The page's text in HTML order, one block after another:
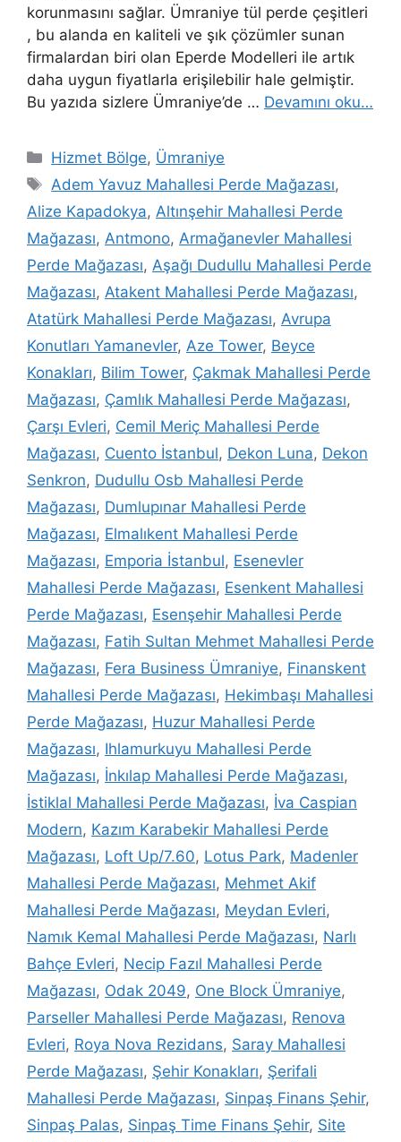
korunmasını sağlar. Ümraniye tül perde çeşitleri
, bu alanda en kaliteli ve şık çözümler sunan
firmalardan biri olan Eperde Modelleri ile artık
daha uygun fiyatlarla erişilebilir hale gelmiştir.
Bu yazıda sizlere Ümraniye’de … Devamını oku…
Hizmet Bölge, Ümraniye
Adem Yavuz Mahallesi Perde Mağazası,
Alize Kapadokya, Altınşehir Mahallesi Perde
Mağazası, Antmono, Armağanevler Mahallesi
Perde Mağazası, Aşağı Dudullu Mahallesi Perde
Mağazası, Atakent Mahallesi Perde Mağazası,
Atatürk Mahallesi Perde Mağazası, Avrupa
Konutları Yamanevler, Aze Tower, Beyce
Konakları, Bilim Tower, Çakmak Mahallesi Perde
Mağazası, Çamlık Mahallesi Perde Mağazası,
Çarşı Evleri, Cemil Meriç Mahallesi Perde
Mağazası, Cuento İstanbul, Dekon Luna, Dekon
Senkron, Dudullu Osb Mahallesi Perde
Mağazası, Dumlupınar Mahallesi Perde
Mağazası, Elmalıkent Mahallesi Perde
Mağazası, Emporia İstanbul, Esenevler
Mahallesi Perde Mağazası, Esenkent Mahallesi
Perde Mağazası, Esenşehir Mahallesi Perde
Mağazası, Fatih Sultan Mehmet Mahallesi Perde
Mağazası, Fera Business Ümraniye, Finanskent
Mahallesi Perde Mağazası, Hekimbaşı Mahallesi
Perde Mağazası, Huzur Mahallesi Perde
Mağazası, Ihlamurkuyu Mahallesi Perde
Mağazası, İnkılap Mahallesi Perde Mağazası,
İstiklal Mahallesi Perde Mağazası, İva Caspian
Modern, Kazım Karabekir Mahallesi Perde
Mağazası, Loft Up/7.60, Lotus Park, Madenler
Mahallesi Perde Mağazası, Mehmet Akif
Mahallesi Perde Mağazası, Meydan Evleri,
Namık Kemal Mahallesi Perde Mağazası, Narlı
Bahçe Evleri, Necip Fazıl Mahallesi Perde
Mağazası, Odak 2049, One Block Ümraniye,
Parseller Mahallesi Perde Mağazası, Renova
Evleri, Roya Nova Rezidans, Saray Mahallesi
Perde Mağazası, Şehir Konakları, Şerifali
Mahallesi Perde Mağazası, Sinpaş Finans Şehir,
Sinpaş Palas, Sinpaş Time Finans Şehir, Site